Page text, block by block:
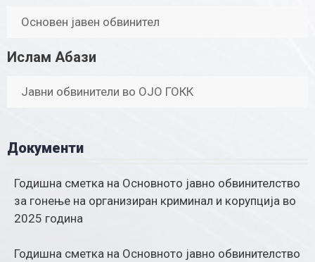
Основен јавен обвинител
Ислам Абази
Јавни обвинители во ОЈО ГОКК
Документи
Годишна сметка на Основното јавно обвинителство
за гонење на организиран криминал и корупција во
2025 година
Годишна сметка на Основното јавно обвинителство